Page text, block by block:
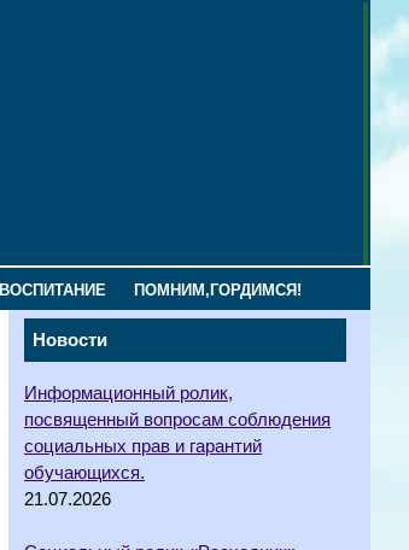
ВОСПИТАНИЕ ПОМНИМ,ГОРДИМСЯ!
Новости
Информационный ролик,
посвященный вопросам соблюдения
социальных прав и гарантий
обучающихся.
21.07.2026